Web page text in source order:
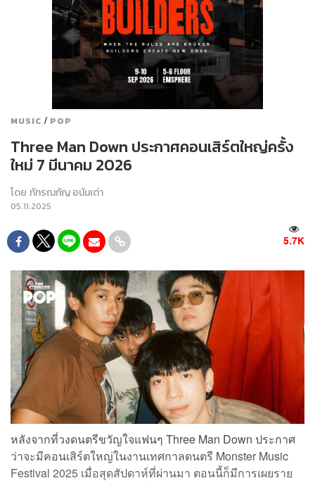
MUSIC / POP
Three Man Down ประกาศคอนเสิร์ตใหญ่ครั้ง
ใหม่ 7 มีนาคม 2026
โดย ภัทรณกัญ อนันเต่า
05.11.2025
5.7K
หลังจากที่วงดนตรีขวัญใจแฟนๆ Three Man Down ประกาศ
ว่าจะมีคอนเสิร์ตใหญ่ในงานเทศกาลดนตรี Monster Music
Festival 2025 เมื่อสุดสัปดาห์ที่ผ่านมา ตอนนี้ก็มีการเผยราย